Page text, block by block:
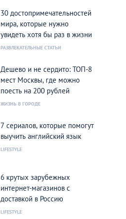
30 достопримечательностей
мира, которые нужно
увидеть хотя бы раз в жизни
РАЗВЛЕКАТЕЛЬНЫЕ СТАТЬИ
Дешево и не сердито: ТОП-8
мест Москвы, где можно
поесть на 200 рублей
ЖИЗНЬ В ГОРОДЕ
7 сериалов, которые помогут
выучить английский язык
LIFESTYLE
6 крутых зарубежных
интернет-магазинов с
доставкой в Россию
LIFESTYLE